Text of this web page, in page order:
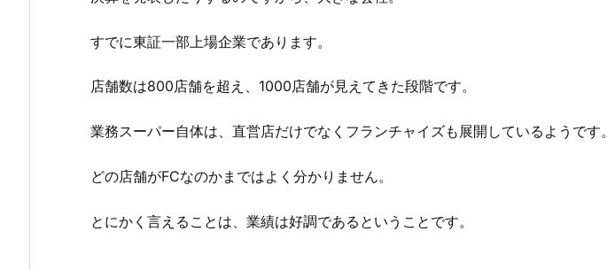
すでに東証一部上場企業であります。
店舗数は800店舗を超え、1000店舗が見えてきた段階です。
業務スーパー自体は、直営店だけでなくフランチャイズも展開しているようです。
どの店舗がFCなのかまではよく分かりません。
とにかく言えることは、業績は好調であるということです。